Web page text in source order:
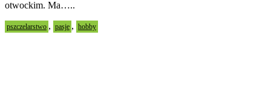
otwockim. Ma…..
pszczelarstwo , pasje , hobby